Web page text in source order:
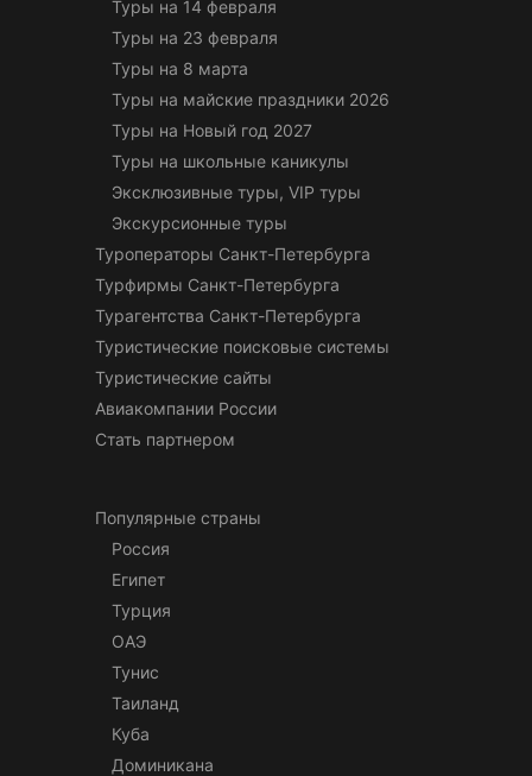
Туры на 14 февраля
Туры на 23 февраля
Туры на 8 марта
Туры на майские праздники 2026
Туры на Новый год 2027
Туры на школьные каникулы
Эксклюзивные туры, VIP туры
Экскурсионные туры
Туроператоры Санкт-Петербурга
Турфирмы Санкт-Петербурга
Турагентства Санкт-Петербурга
Туристические поисковые системы
Туристические сайты
Авиакомпании России
Стать партнером
Популярные страны
Россия
Египет
Турция
ОАЭ
Тунис
Таиланд
Куба
Доминикана